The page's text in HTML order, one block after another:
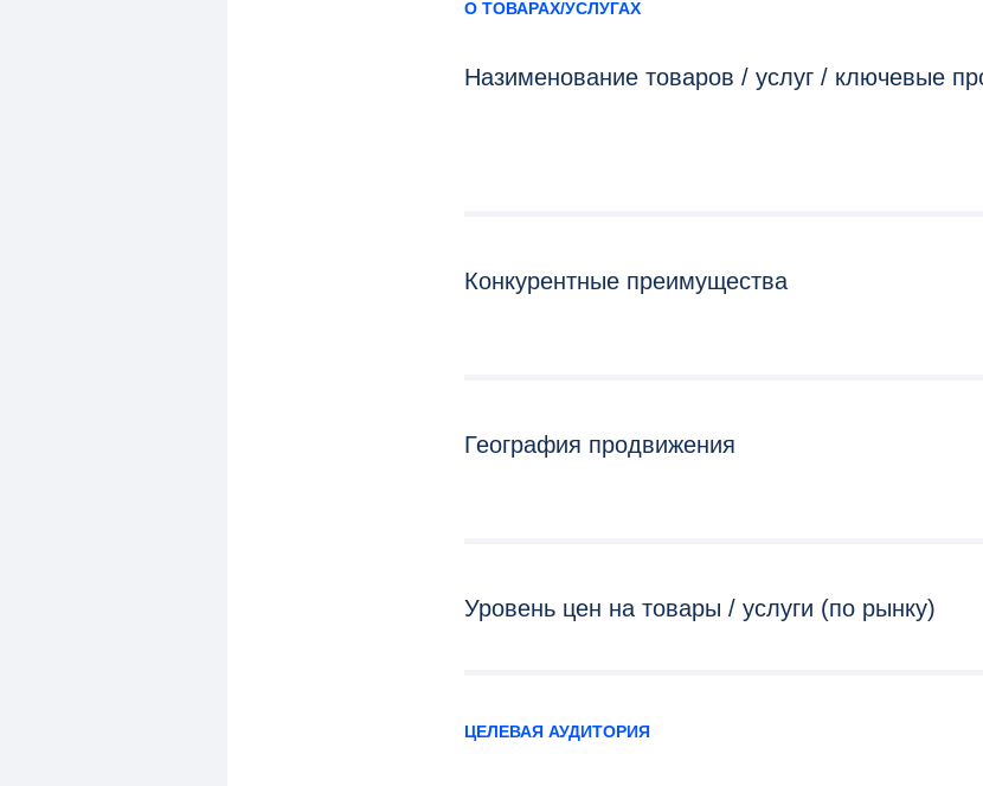
О ТОВАРАХ/УСЛУГАХ
Назименование товаров / услуг / ключевые
Конкурентные преимущества
География продвижения
Уровень цен на товары / услуги (по рынку)
ЦЕЛЕВАЯ АУДИТОРИЯ